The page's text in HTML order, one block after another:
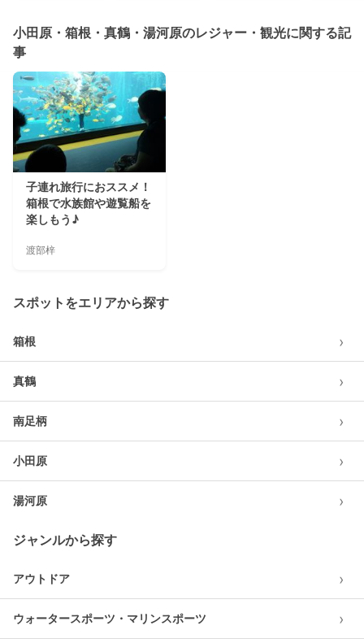
小田原・箱根・真鶴・湯河原のレジャー・観光に関する記
事
子連れ旅行におススメ！
箱根で水族館や遊覧船を
楽しもう♪
渡部梓
スポットをエリアから探す
箱根 ›
真鶴 ›
南足柄 ›
小田原 ›
湯河原 ›
ジャンルから探す
アウトドア ›
ウォータースポーツ・マリンスポーツ ›